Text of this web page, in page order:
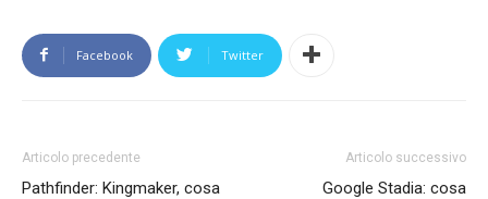
Facebook Twitter
Articolo precedente
Pathfinder: Kingmaker, cosa
Articolo successivo
Google Stadia: cosa